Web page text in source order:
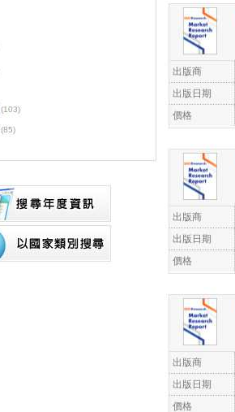
(103)
(85)
出版商
出版日期
價格
出版商
出版日期
價格
出版商
出版日期
價格